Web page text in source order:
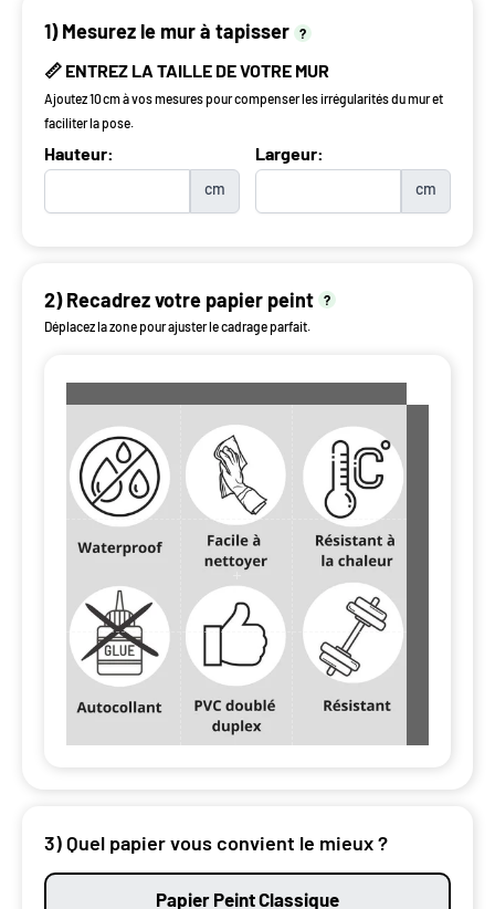
1) Mesurez le mur à tapisser ?
📏 ENTREZ LA TAILLE DE VOTRE MUR
Ajoutez 10 cm à vos mesures pour compenser les irrégularités du mur et
faciliter la pose.
Hauteur:
cm
Largeur:
cm
2) Recadrez votre papier peint
?
Déplacez la zone pour ajuster le cadrage parfait.
3) Quel papier vous convient le mieux ?
Papier Peint Classique